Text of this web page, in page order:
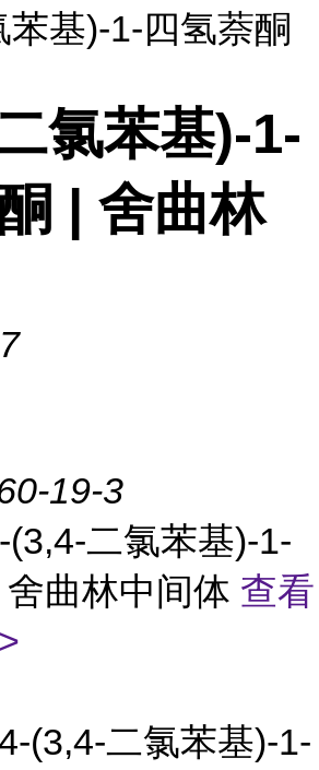
基)-1-四氢萘酮
氯苯基)-1-
| 舍曲林
19-3
(3,4-二氯苯基)-1-
曲林中间体 查看
(3,4-二氯苯基)-1-